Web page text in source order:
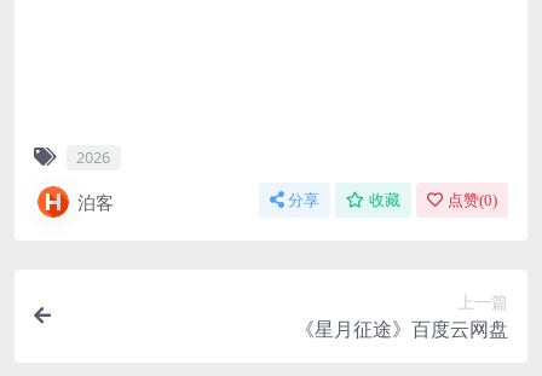
2026
泊客 分享 收藏 点赞(0)
上一篇
《星月征途》百度云网盘